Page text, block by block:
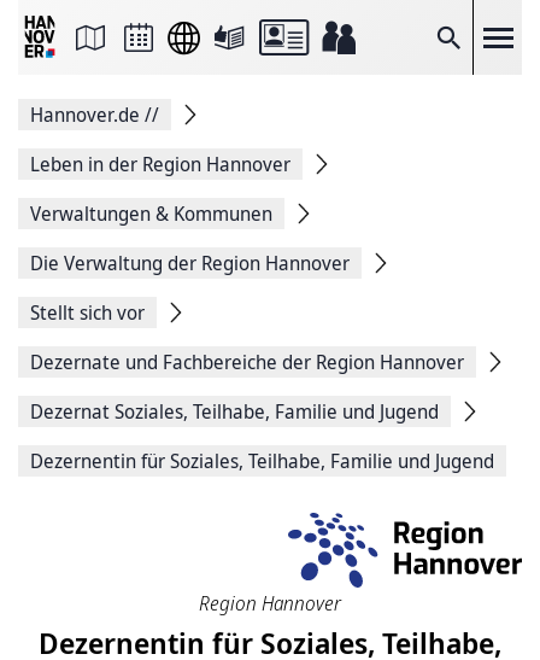
Suche
Seite
Facebook
teilen
Seitenlink
Seite
Hannover.de //
Leben in der Region Hannover
Verwaltungen & Kommunen
Die Verwaltung der Region Hannover
Stellt sich vor
Dezernate und Fachbereiche der Region Hannover
Dezernat Soziales, Teilhabe, Familie und Jugend
Dezernentin für Soziales, Teilhabe, Familie und Jugend
Region Hannover
Dezernentin für Soziales, Teilhabe,